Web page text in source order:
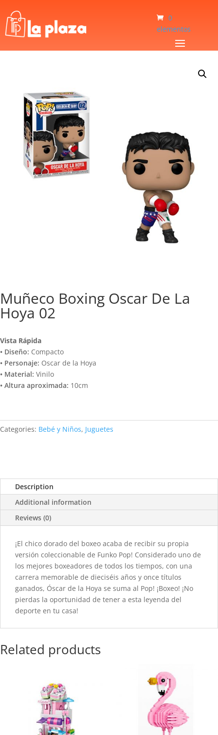
0
elementos
Muñeco Boxing Oscar De La Hoya 02
Muñeco Boxing Oscar De La
Hoya 02
Vista Rápida
• Diseño: Compacto
• Personaje: Oscar de la Hoya
• Material: Vinilo
• Altura aproximada: 10cm
Categories: Bebé y Niños, Juguetes
Description
Additional information
Reviews (0)
¡El chico dorado del boxeo acaba de recibir su propia
versión coleccionable de Funko Pop! Considerado uno de
los mejores boxeadores de todos los tiempos, con una
carrera memorable de dieciséis años y once títulos
ganados, Óscar de la Hoya se suma al Pop! ¡Boxeo! ¡No
pierdas la oportunidad de tener a esta leyenda del
deporte en tu casa!
Related products